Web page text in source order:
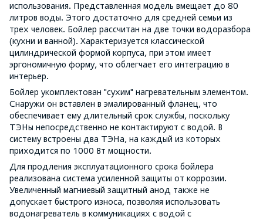
использования. Представленная модель вмещает до 80
литров воды. Этого достаточно для средней семьи из
трех человек. Бойлер рассчитан на две точки водоразбора
(кухни и ванной). Характеризуется классической
цилиндрической формой корпуса, при этом имеет
эргономичную форму, что облегчает его интеграцию в
интерьер.
Бойлер укомплектован "сухим" нагревательным элементом.
Снаружи он вставлен в эмалированный фланец, что
обеспечивает ему длительный срок службы, поскольку
ТЭНы непосредственно не контактируют с водой. В
систему встроены два ТЭНа, на каждый из которых
приходится по 1000 Вт мощности.
Для продления эксплуатационного срока бойлера
реализована система усиленной защиты от коррозии.
Увеличенный магниевый защитный анод также не
допускает быстрого износа, позволяя использовать
водонагреватель в коммуникациях с водой с